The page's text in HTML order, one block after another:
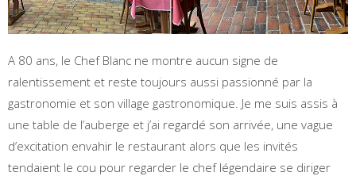
A 80 ans, le Chef Blanc ne montre aucun signe de
ralentissement et reste toujours aussi passionné par la
gastronomie et son village gastronomique. Je me suis assis à
une table de l’auberge et j’ai regardé son arrivée, une vague
d’excitation envahir le restaurant alors que les invités
tendaient le cou pour regarder le chef légendaire se diriger